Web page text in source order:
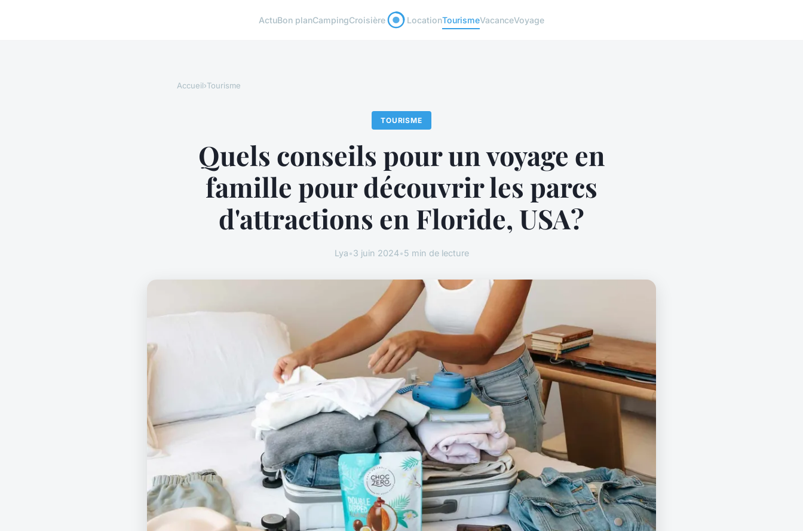
ActuBon planCampingCroisière LocationTourismeVacanceVoyage
Accueil›Tourisme
TOURISME
Quels conseils pour un voyage en
famille pour découvrir les parcs
d'attractions en Floride, USA?
Lya•3 juin 2024•5 min de lecture